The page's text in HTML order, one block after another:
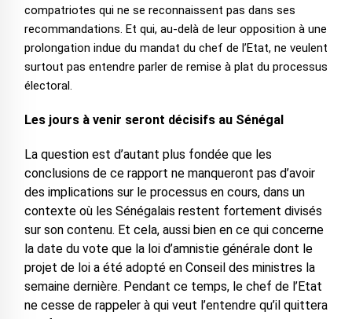
compatriotes qui ne se reconnaissent pas dans ses
recommandations. Et qui, au-delà de leur opposition à une
prolongation indue du mandat du chef de l’Etat, ne veulent
surtout pas entendre parler de remise à plat du processus
électoral.
Les jours à venir seront décisifs au Sénégal
La question est d’autant plus fondée que les
conclusions de ce rapport ne manqueront pas d’avoir
des implications sur le processus en cours, dans un
contexte où les Sénégalais restent fortement divisés
sur son contenu. Et cela, aussi bien en ce qui concerne
la date du vote que la loi d’amnistie générale dont le
projet de loi a été adopté en Conseil des ministres la
semaine dernière. Pendant ce temps, le chef de l’Etat
ne cesse de rappeler à qui veut l’entendre qu’il quittera